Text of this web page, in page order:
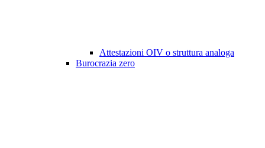
Attestazioni OIV o struttura analoga
Burocrazia zero